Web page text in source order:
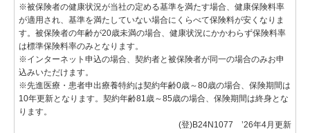
※被保険者の健康状況が当社の定める基準を満たす場合、健康保険料率
が適用され、基準を満たしていない場合にくらべて保険料が安くなりま
す。被保険者の年齢が20歳未満の場合、健康状況にかかわらず保険料率
は標準保険料率のみとなります。
※インターネット申込の場合、契約者と被保険者が同一の場合のみお申
込みいただけます。
※先進医療・患者申出療養特約は契約年齢0歳～80歳の場合、保険期間は
10年更新となります。契約年齢81歳～85歳の場合、保険期間は終身とな
ります。
(登)B24N1077 ’26年4月更新